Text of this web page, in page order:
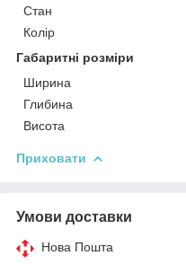
Стан
Колір
Габаритні розміри
Ширина
Глибина
Висота
Приховати
Умови доставки
Нова Пошта